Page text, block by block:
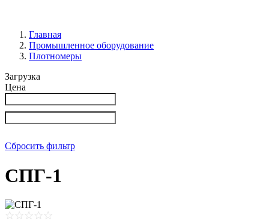
Главная
Промышленное оборудование
Плотномеры
Загрузка
Цена
Сбросить фильтр
СПГ-1